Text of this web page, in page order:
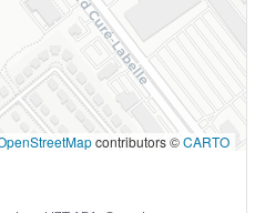
contributors ©CARTO